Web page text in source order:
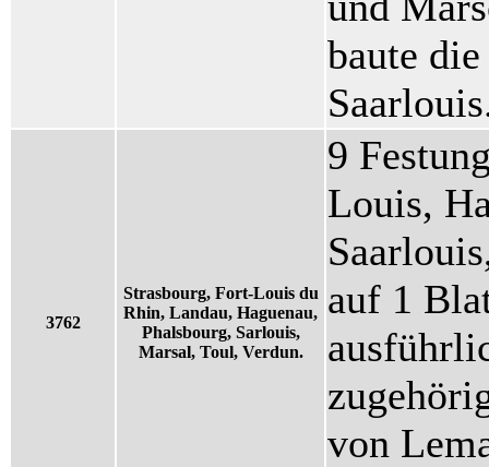
baute
3762
Strasbourg, Fort-Louis du
Rhin, Landau, Haguenau,
Phalsbourg, Sarlouis,
Marsal, Toul, Verdun.
9
Louis,
auf 1
von